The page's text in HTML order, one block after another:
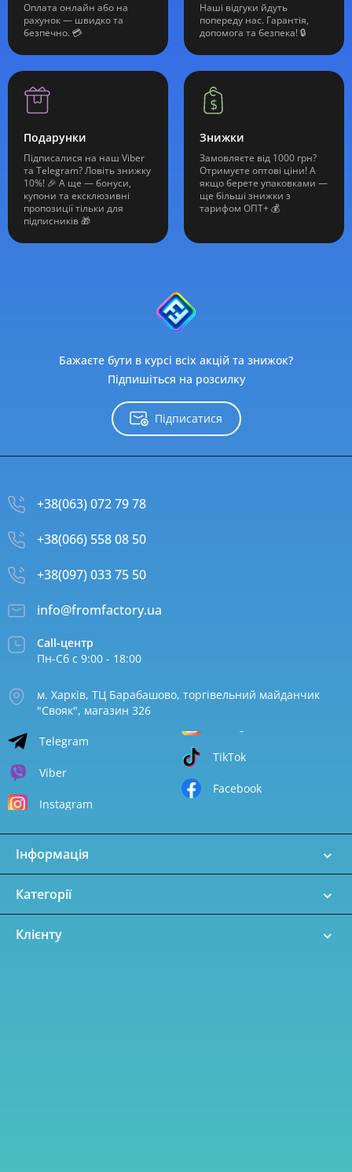
Оплата онлайн або на
рахунок — швидко та
безпечно. 💳
Наші відгуки йдуть
попереду нас. Гарантія,
допомога та безпека! 🔒
Подарунки
Підписалися на наш Viber
та Telegram? Ловіть знижку
10%! 🎉 А ще — бонуси,
купони та ексклюзивні
пропозиції тільки для
підписників 🎁
Знижки
Замовляєте від 1000 грн?
Отримуєте оптові ціни! А
якщо берете упаковками —
ще більші знижки з
тарифом ОПТ+ 💰
Бажаєте бути в курсі всіх акцій та знижок?
Підпишіться на розсилку
Підписатися
+38(063) 072 79 78
+38(066) 558 08 50
+38(097) 033 75 50
info@fromfactory.ua
Call-центр
Пн-Сб с 9:00 - 18:00
м. Харків, ТЦ Барабашово, торгівельний майданчик
"Свояк", магазин 326
Telegram
Viber
Instagram
TikTok
Facebook
Інформація
Категорії
Клієнту